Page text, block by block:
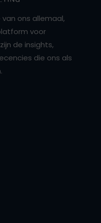
ons allemaal,
voor
de insights,
die ons als